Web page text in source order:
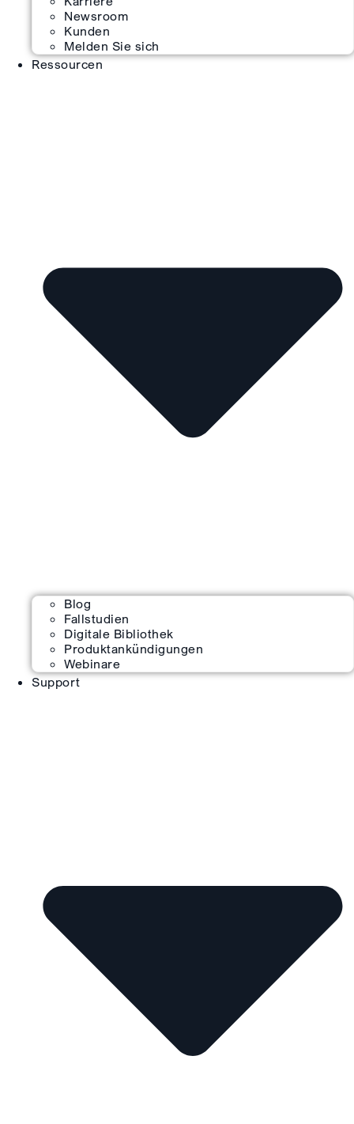
Newsroom
Kunden
Melden Sie sich
Ressourcen
Blog
Fallstudien
Digitale Bibliothek
Produktankündigungen
Webinare
Support